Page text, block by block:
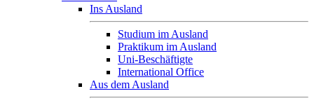
Ins Ausland
Studium im Ausland
Praktikum im Ausland
Uni-Beschäftigte
International Office
Aus dem Ausland